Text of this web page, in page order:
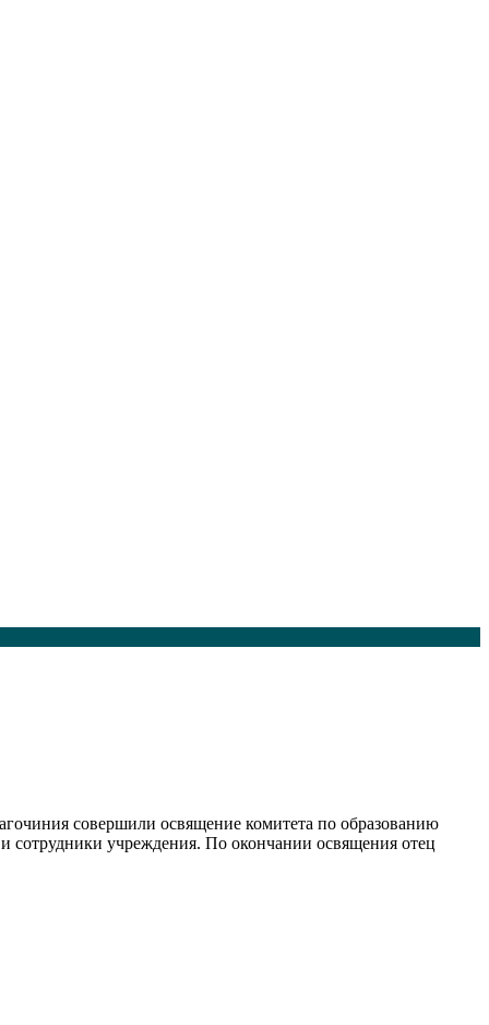
совершили освящение комитета по образованию
сотрудники учреждения. По окончании освящения отец